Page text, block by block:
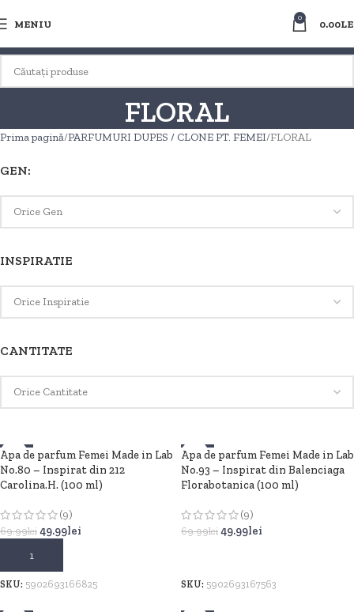
MENIU
0
0.00
FLORAL
Prima pagină PARFUMURI DUPES / CLONE PT. FEMEI FLORAL
GEN:
INSPIRATIE
CANTITATE
-29%
Apa de parfum Femei Made in Lab
No.80 – Inspirat din 212
Carolina.H. (100 ml)
(9)
69.99lei 49.99lei
ADAUGĂ ÎN COȘ
SKU: 5902693166825
-29%
Apa de parfum Femei Made in Lab
No.93 – Inspirat din Balenciaga
Florabotanica (100 ml)
(9)
69.99lei 49.99lei
SKU: 5902693167563